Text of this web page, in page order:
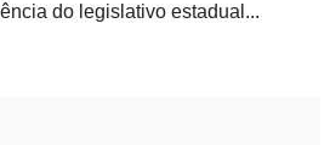
do legislativo estadual...